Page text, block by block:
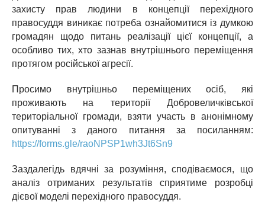
захисту прав людини в концепції перехідного
правосуддя виникає потреба ознайомитися із думкою
громадян щодо питань реалізації цієї концепції, а
особливо тих, хто зазнав внутрішнього переміщення
протягом російської агресії.
Просимо внутрішньо переміщених осіб, які
проживають на території Добровеличківської
територіальної громади, взяти участь в анонімному
опитуванні з даного питання за посиланням:
https://forms.gle/raoNPSP1wh3Jt6Sn9
Заздалегідь вдячні за розуміння, сподіваємося, що
аналіз отриманих результатів сприятиме розробці
дієвої моделі перехідного правосуддя.